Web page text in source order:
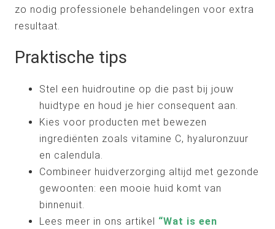
zo nodig professionele behandelingen voor extra
resultaat.
Praktische tips
Stel een huidroutine op die past bij jouw
huidtype en houd je hier consequent aan.
Kies voor producten met bewezen
ingrediënten zoals vitamine C, hyaluronzuur
en calendula.
Combineer huidverzorging altijd met gezonde
gewoonten: een mooie huid komt van
binnenuit.
Lees meer in ons artikel “Wat is een